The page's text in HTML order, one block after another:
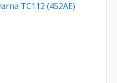
TC112 (452AE)